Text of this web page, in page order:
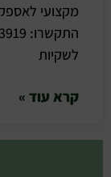
מקצועי
לשקיות
קרא עוד »